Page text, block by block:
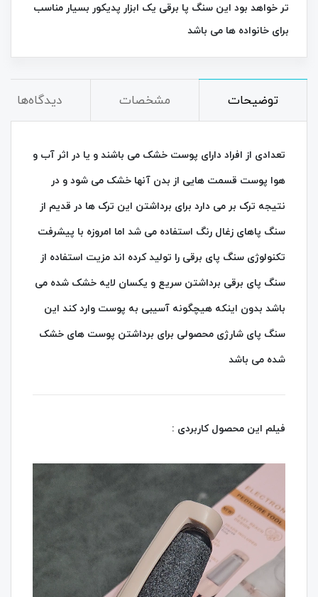
تر خواهد بود این سنگ پا برقی یک ابزار پدیکور بسیار مناسب
برای خانواده ها می باشد
توضیحات مشخصات دیدگاه‌ها
تعدادی از افراد دارای پوست خشک می باشند و یا در اثر آب و
هوا پوست قسمت هایی از بدن آنها خشک می شود و در
نتیجه ترک بر می دارد برای برداشتن این ترک ها در قدیم از
سنگ پاهای زغال رنگ استفاده می شد اما امروزه با پیشرفت
تکنولوژی سنگ پای برقی را تولید کرده اند مزیت استفاده از
سنگ پای برقی برداشتن سریع و یکسان لایه خشک شده می
باشد بدون اینکه هیچگونه آسیبی به پوست وارد کند این
سنگ پای شارژی محصولی برای برداشتن پوست های خشک
شده می باشد
فیلم این محصول کاربردی :